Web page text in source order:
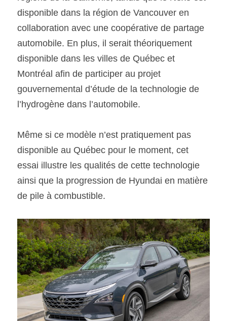
disponible dans la région de Vancouver en
collaboration avec une coopérative de partage
automobile. En plus, il serait théoriquement
disponible dans les villes de Québec et
Montréal afin de participer au projet
gouvernemental d’étude de la technologie de
l’hydrogène dans l’automobile.
Même si ce modèle n’est pratiquement pas
disponible au Québec pour le moment, cet
essai illustre les qualités de cette technologie
ainsi que la progression de Hyundai en matière
de pile à combustible.